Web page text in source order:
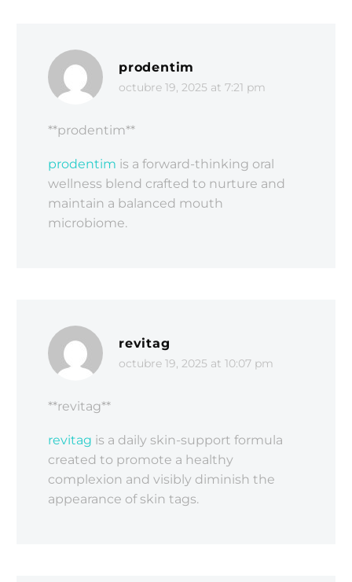
prodentim
octubre 19, 2025 at 7:21 pm
**prodentim**
prodentim is a forward-thinking oral
wellness blend crafted to nurture and
maintain a balanced mouth
microbiome.
revitag
octubre 19, 2025 at 10:07 pm
** revitag**
revitag is a daily skin-support formula
created to promote a healthy
complexion and visibly diminish the
appearance of skin tags.